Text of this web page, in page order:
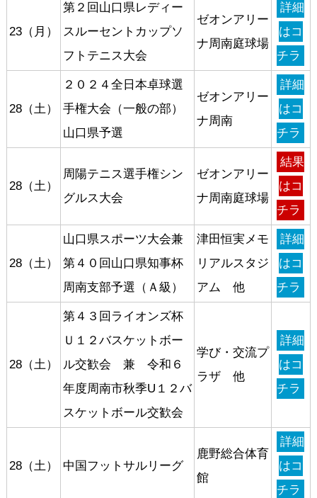
23（月）
第２回山口県レディー
スルーセントカップソ
フトテニス大会
ゼオンアリー
ナ周南庭球場
詳細
はコ
チラ
28（土）
２０２４全日本卓球選
手権大会（一般の部）
山口県予選
ゼオンアリー
ナ周南
詳細
はコ
チラ
28（土）
周陽テニス選手権シン
グルス大会
ゼオンアリー
ナ周南庭球場
結果
はコ
チラ
28（土）
山口県スポーツ大会兼
第４０回山口県知事杯
周南支部予選（Ａ級）
津田恒実メモ
リアルスタジ
アム 他
詳細
はコ
チラ
28（土）
第４３回ライオンズ杯
Ｕ１２バスケットボー
ル交歓会 兼 令和６
年度周南市秋季U１２バ
スケットボール交歓会
学び・交流プ
ラザ 他
詳細
はコ
チラ
28（土） 中国フットサルリーグ
鹿野総合体育
館
詳細
はコ
チラ